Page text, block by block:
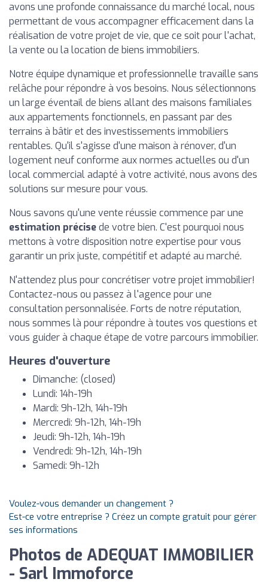
avons une profonde connaissance du marché local, nous
permettant de vous accompagner efficacement dans la
réalisation de votre projet de vie, que ce soit pour l'achat,
la vente ou la location de biens immobiliers.
Notre équipe dynamique et professionnelle travaille sans
relâche pour répondre à vos besoins. Nous sélectionnons
un large éventail de biens allant des maisons familiales
aux appartements fonctionnels, en passant par des
terrains à bâtir et des investissements immobiliers
rentables. Qu'il s'agisse d'une maison à rénover, d'un
logement neuf conforme aux normes actuelles ou d'un
local commercial adapté à votre activité, nous avons des
solutions sur mesure pour vous.
Nous savons qu'une vente réussie commence par une
estimation précisede votre bien. C'est pourquoi nous
mettons à votre disposition notre expertise pour vous
garantir un prix juste, compétitif et adapté au marché.
N'attendez plus pour concrétiser votre projet immobilier!
Contactez-nous ou passez à l'agence pour une
consultation personnalisée. Forts de notre réputation,
nous sommes là pour répondre à toutes vos questions et
vous guider à chaque étape de votre parcours immobilier.
Heures d'ouverture
Dimanche: (closed)
Lundi: 14h-19h
Mardi: 9h-12h, 14h-19h
Mercredi: 9h-12h, 14h-19h
Jeudi: 9h-12h, 14h-19h
Vendredi: 9h-12h, 14h-19h
Samedi: 9h-12h
Voulez-vous demander un changement ?
Est-ce votre entreprise ? Créez un compte gratuit pour gérer
ses informations
Photos de ADEQUAT IMMOBILIER
- Sarl Immoforce